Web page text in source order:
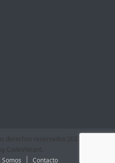
derechos reservados 2022
CodeVibrant.
Somos Contacto